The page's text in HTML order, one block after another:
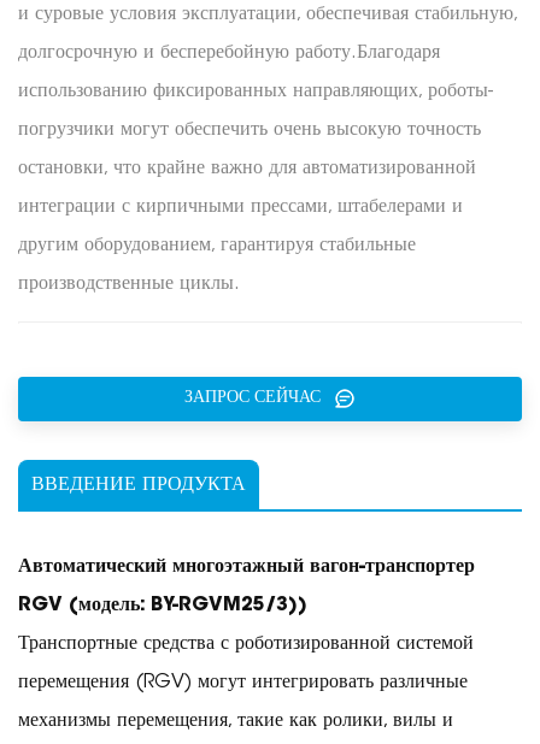
и суровые условия эксплуатации, обеспечивая стабильную,
долгосрочную и бесперебойную работу.Благодаря
использованию фиксированных направляющих, роботы-
погрузчики могут обеспечить очень высокую точность
остановки, что крайне важно для автоматизированной
интеграции с кирпичными прессами, штабелерами и
другим оборудованием, гарантируя стабильные
производственные циклы.
ЗАПРОС СЕЙЧАС
ВВЕДЕНИЕ ПРОДУКТА
Автоматический многоэтажный вагон-транспортер
RGV (модель: BY-RGVM25/3))
Транспортные средства с роботизированной системой
перемещения (RGV) могут интегрировать различные
механизмы перемещения, такие как ролики, вилы и